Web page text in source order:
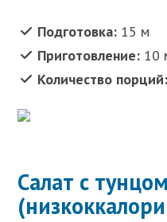
Подготовка: 15 м
Приготовление: 10
Количество порций:
Салат с тунцом